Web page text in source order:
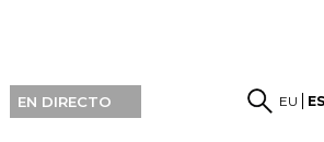
EN DIRECTO EU